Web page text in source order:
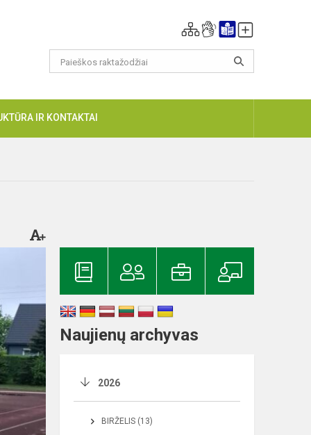
IR KONTAKTAI
Naujienų archyvas
2026
BIRŽELIS (13)